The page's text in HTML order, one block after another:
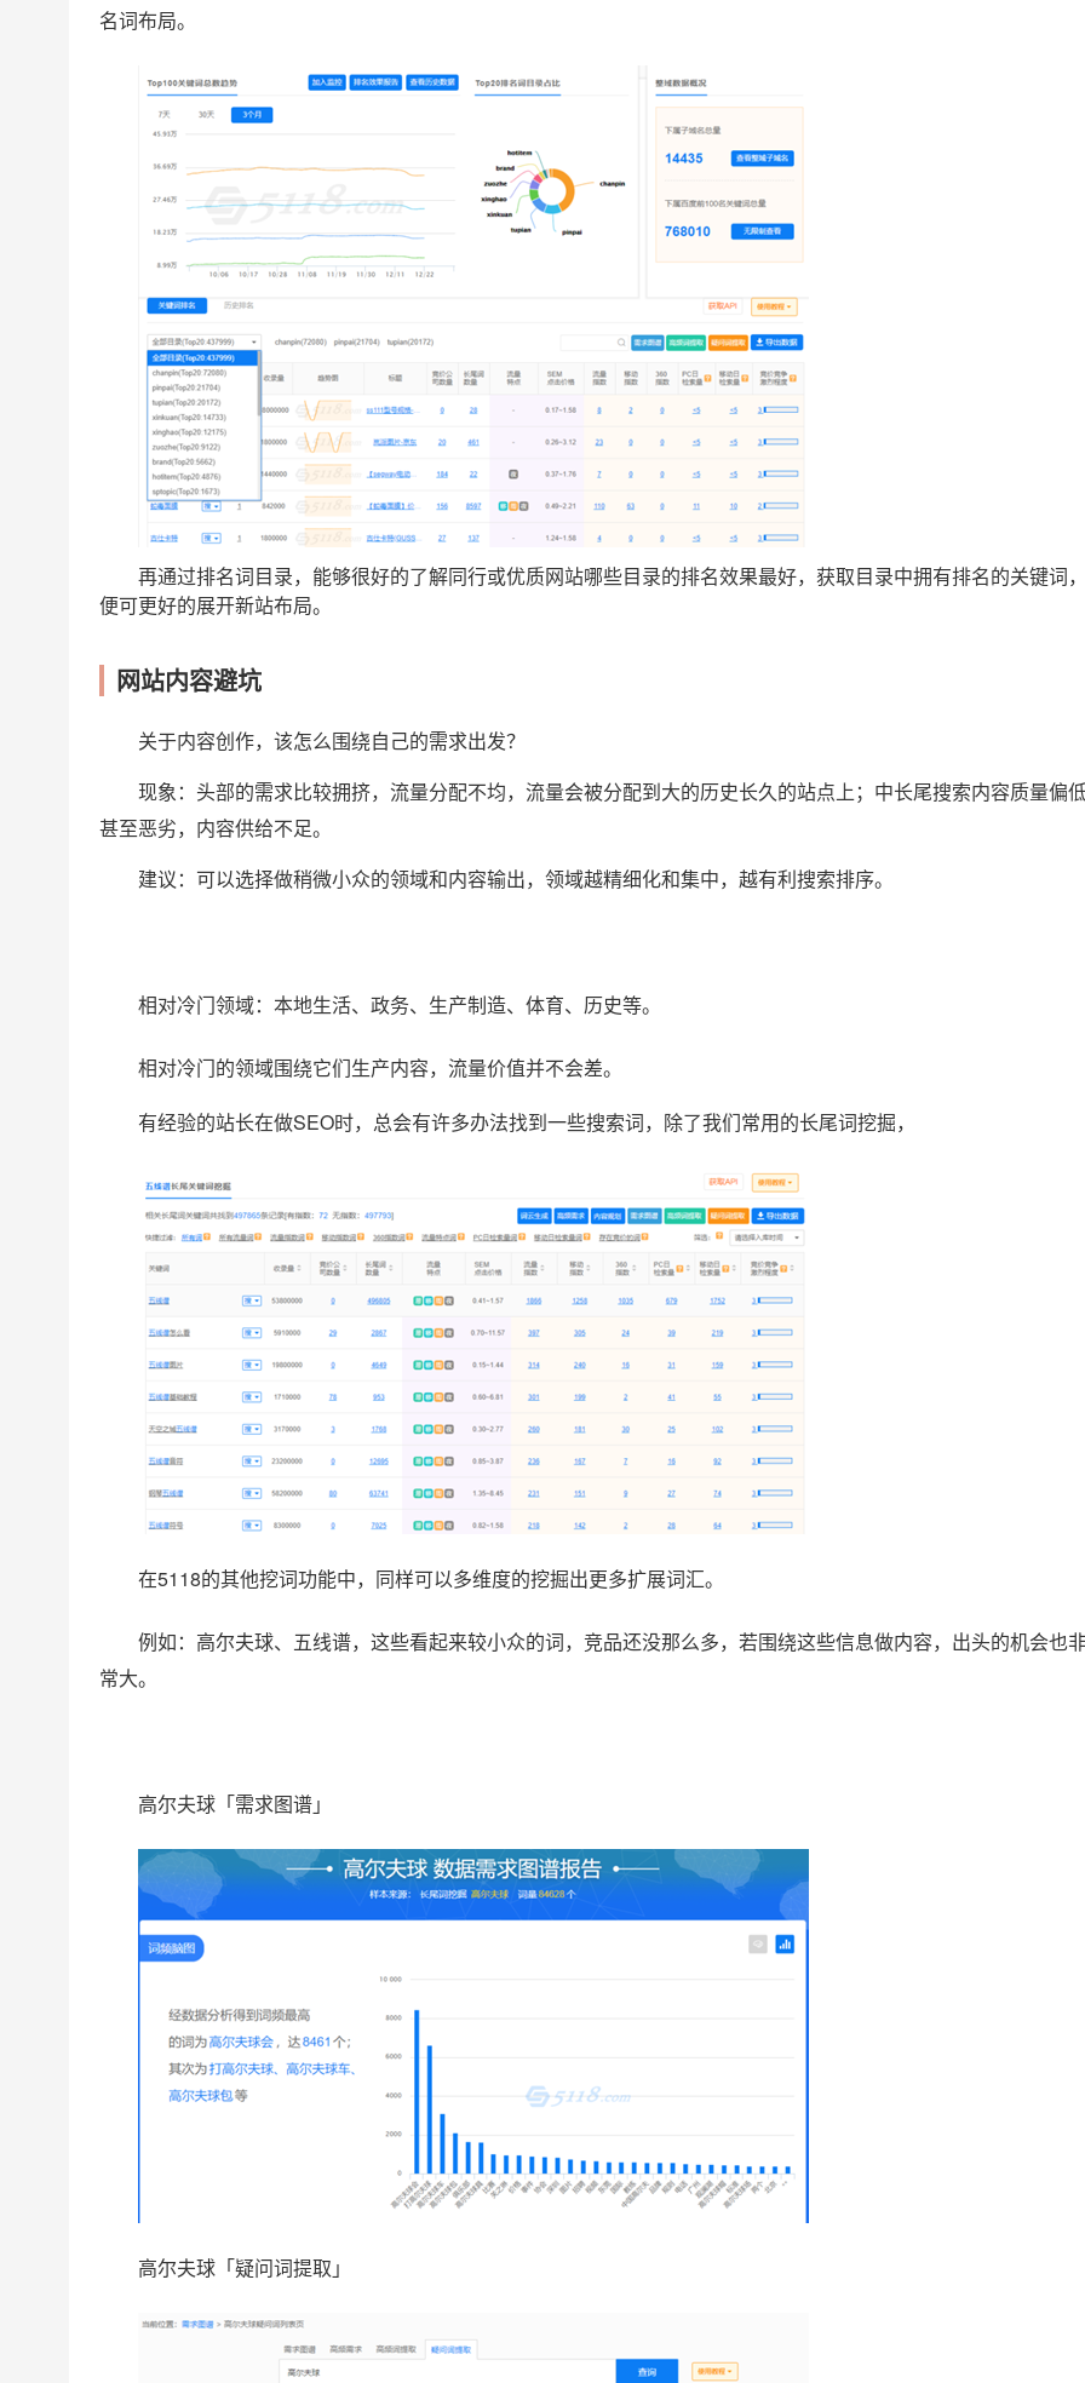
名词布局。
再通过排名词目录，能够很好的了解同行或优质网站哪些目录的排名效果最好，获取目录中拥有排名的关键词
便可更好的展开新站布局。
网站内容避坑
关于内容创作，该怎么围绕自己的需求出发？
现象：头部的需求比较拥挤，流量分配不均，流量会被分配到大的历史长久的站点上；中长尾搜索内容质量偏
甚至恶劣，内容供给不足。
建议：可以选择做稍微小众的领域和内容输出，领域越精细化和集中，越有利搜索排序。
相对冷门领域：本地生活、政务、生产制造、体育、历史等。
相对冷门的领域围绕它们生产内容，流量价值并不会差。
有经验的站长在做SEO时，总会有许多办法找到一些搜索词，除了我们常用的长尾词挖掘，
在5118的其他挖词功能中，同样可以多维度的挖掘出更多扩展词汇。
例如：高尔夫球、五线谱，这些看起来较小众的词，竞品还没那么多，若围绕这些信息做内容，出头的机会也
常大。
高尔夫球「需求图谱」
高尔夫球「疑问词提取」